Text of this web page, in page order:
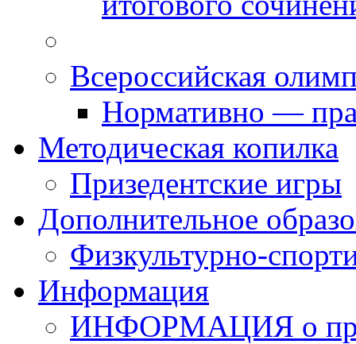
Всероссийская
Нормативно —
Методическая копилка
Призедентские игры
Дополнительное
Физкультурно-
Информация
ИНФОРМАЦИЯ о